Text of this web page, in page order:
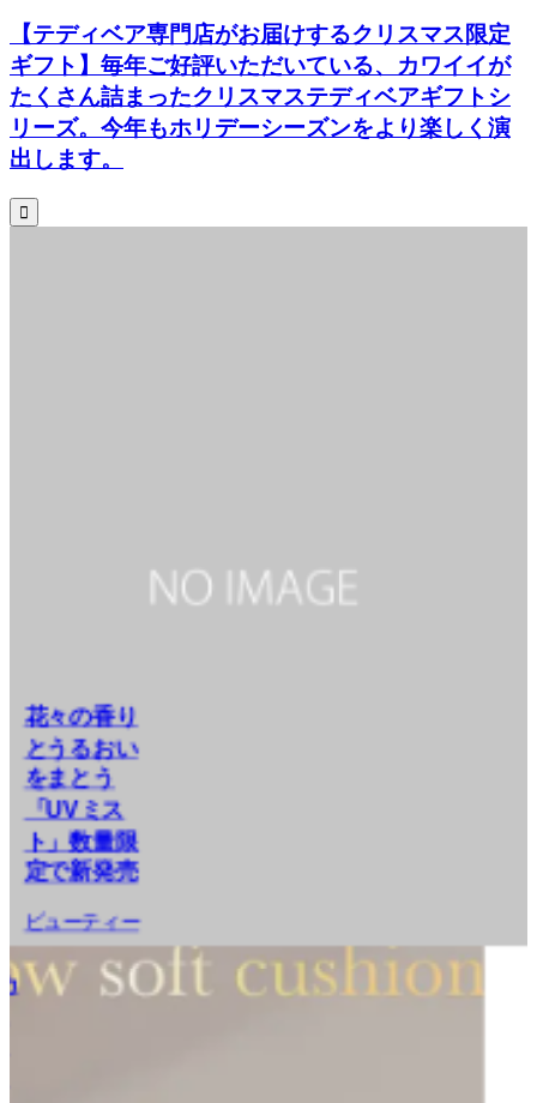
【テディベア専門店がお届けするクリスマス限定
ギフト】毎年ご好評いただいている、カワイイが
たくさん詰まったクリスマステディベアギフトシ
リーズ。今年もホリデーシーズンをより楽しく演
出します。
